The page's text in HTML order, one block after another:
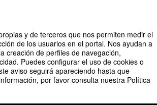
y de terceros que nos permiten medir el
de los usuarios en el portal. Nos ayudan a
creación de perfiles de navegación,
Puedes configurar el uso de cookies o
aviso seguirá apareciendo hasta que
por favor consulta nuestra Política
de inicio
"EL DERECHO CIVIL EN LA
ACTUALES SOBRE PERSONA Y